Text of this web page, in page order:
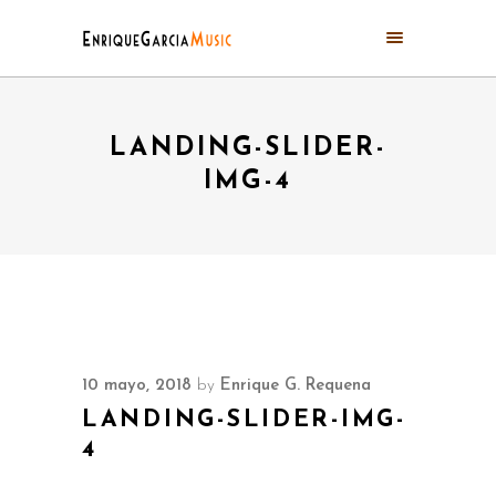
LANDING-SLIDER-
IMG-4
10 mayo, 2018 by Enrique G. Requena
LANDING-SLIDER-IMG-
4